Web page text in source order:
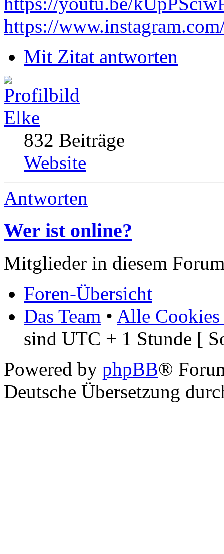
https://
Mit Zitat antworten
Elke
832 Beiträge
Website
Antworten
Wer ist online?
Mitglieder in diesem
Foren-Übersicht
Das Team • Alle Cookies
sind UTC + 1 Stunde [
Powered by phpBB®
Deutsche Übersetzung